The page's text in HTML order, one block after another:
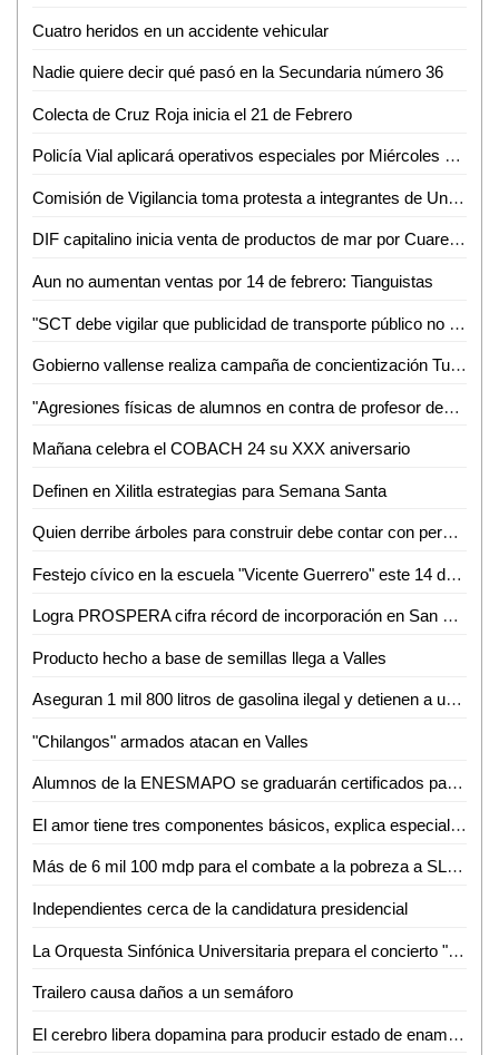
Cuatro heridos en un accidente vehicular
Nadie quiere decir qué pasó en la Secundaria número 36
Colecta de Cruz Roja inicia el 21 de Febrero
Policía Vial aplicará operativos especiales por Miércoles de Ceniza y día de San Valentín
Comisión de Vigilancia toma protesta a integrantes de Unidad de Evaluación y Control
DIF capitalino inicia venta de productos de mar por Cuaresma
Aun no aumentan ventas por 14 de febrero: Tianguistas
"SCT debe vigilar que publicidad de transporte público no atente contra la dignidad humana", Fernando Chávez
Gobierno vallense realiza campaña de concientización Turística, Ecológica y Cultural en la primaria "José Ma. Morelos y Pavón"
"Agresiones físicas de alumnos en contra de profesor deben ser investigadas por la SEGE", Graciela Gaitán
Mañana celebra el COBACH 24 su XXX aniversario
Definen en Xilitla estrategias para Semana Santa
Quien derribe árboles para construir debe contar con permiso de Ecología
Festejo cívico en la escuela "Vicente Guerrero" este 14 de Febrero
Logra PROSPERA cifra récord de incorporación en San Luis Potosí
Producto hecho a base de semillas llega a Valles
Aseguran 1 mil 800 litros de gasolina ilegal y detienen a un hombre
"Chilangos" armados atacan en Valles
Alumnos de la ENESMAPO se graduarán certificados para enseñar inglés también
El amor tiene tres componentes básicos, explica especialista a estudiantes de la UASLP
Más de 6 mil 100 mdp para el combate a la pobreza a SLP en 2018
Independientes cerca de la candidatura presidencial
La Orquesta Sinfónica Universitaria prepara el concierto "mascarada"
Trailero causa daños a un semáforo
El cerebro libera dopamina para producir estado de enamoramiento o excitación: Investigador IPICYT